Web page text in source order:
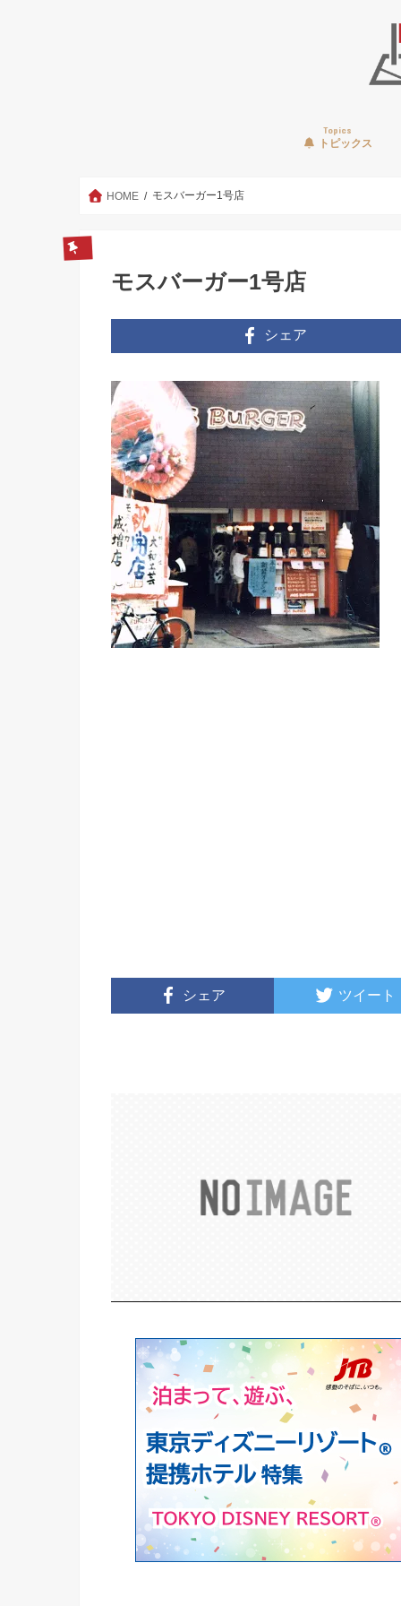
Topics
トピックス
HOME モスバーガー1号店
モスバーガー1号店
シェア
シェア ツイート